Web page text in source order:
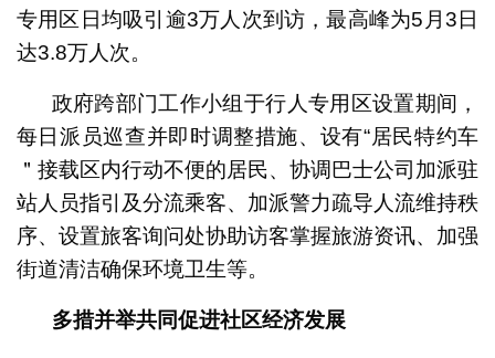
专用区日均吸引逾3万人次到访，最高峰为5月3日
达3.8万人次。
政府跨部门工作小组于行人专用区设置期间，
每日派员巡查并即时调整措施、设有“居民特约车
＂接载区内行动不便的居民、协调巴士公司加派驻
站人员指引及分流乘客、加派警力疏导人流维持秩
序、设置旅客询问处协助访客掌握旅游资讯、加强
街道清洁确保环境卫生等。
多措并举共同促进社区经济发展